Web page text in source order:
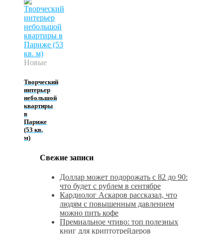
Новые
Творческий
интерьер
небольшой
квартиры
в
Париже
(53 кв.
м)
Свежие записи
Доллар может подорожать с 82 до 90:
что будет с рублем в сентябре
Кардиолог Аскаров рассказал, что
людям с повышенным давлением
можно пить кофе
Премиальное чтиво: топ полезных
книг для криптотрейдеров